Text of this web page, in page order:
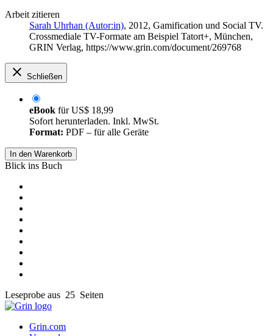
Arbeit zitieren
Sarah Uhrhan (Autor:in), 2012, Gamification und Social TV.
Crossmediale TV-Formate am Beispiel Tatort+, München,
GRIN Verlag, https://www.grin.com/document/269768
Schließen
eBook fürUS$ 18,99
Sofort herunterladen. Inkl. MwSt.
Format: PDF – für alle Geräte
In den Warenkorb
Blick ins Buch
Leseprobe aus 25 Seiten
Grin.com